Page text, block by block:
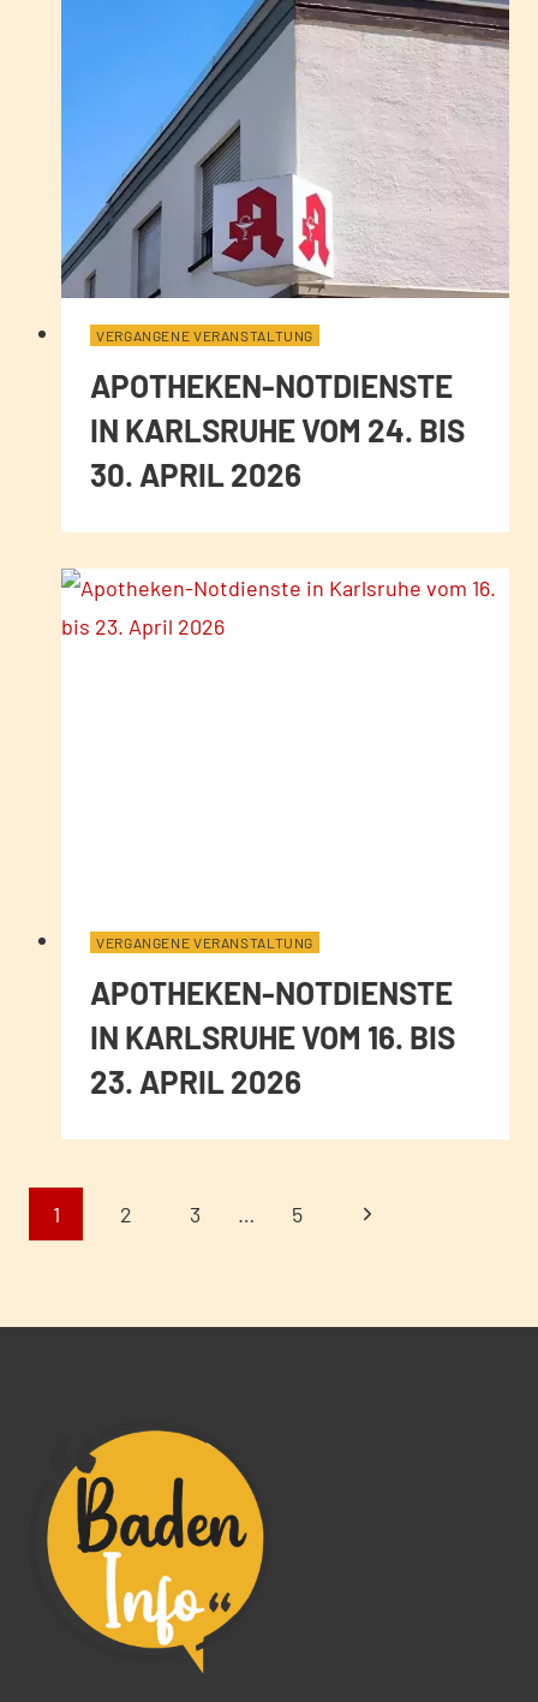
VERGANGENE VERANSTALTUNG
APOTHEKEN-NOTDIENSTE
IN KARLSRUHE VOM 24. BIS
30. APRIL 2026
VERGANGENE VERANSTALTUNG
APOTHEKEN-NOTDIENSTE
IN KARLSRUHE VOM 16. BIS
23. APRIL 2026
1 2 3 … 5
Nächste